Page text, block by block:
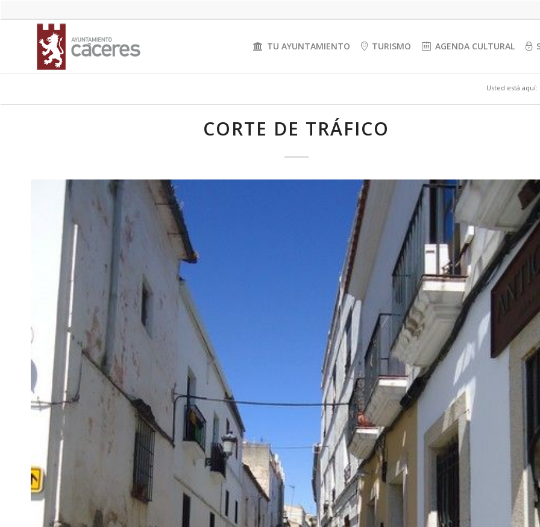
TU AYUNTAMIENTO TURISMO AGENDA CULTURAL
Usted está aquí:
CORTE DE TRÁFICO